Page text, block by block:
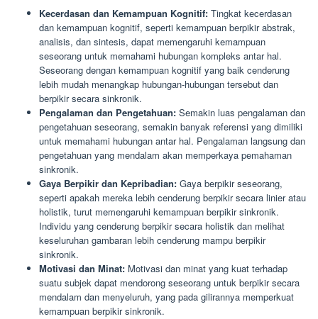
Kecerdasan dan Kemampuan Kognitif: Tingkat kecerdasan
dan kemampuan kognitif, seperti kemampuan berpikir abstrak,
analisis, dan sintesis, dapat memengaruhi kemampuan
seseorang untuk memahami hubungan kompleks antar hal.
Seseorang dengan kemampuan kognitif yang baik cenderung
lebih mudah menangkap hubungan-hubungan tersebut dan
berpikir secara sinkronik.
Pengalaman dan Pengetahuan: Semakin luas pengalaman dan
pengetahuan seseorang, semakin banyak referensi yang dimiliki
untuk memahami hubungan antar hal. Pengalaman langsung dan
pengetahuan yang mendalam akan memperkaya pemahaman
sinkronik.
Gaya Berpikir dan Kepribadian: Gaya berpikir seseorang,
seperti apakah mereka lebih cenderung berpikir secara linier atau
holistik, turut memengaruhi kemampuan berpikir sinkronik.
Individu yang cenderung berpikir secara holistik dan melihat
keseluruhan gambaran lebih cenderung mampu berpikir
sinkronik.
Motivasi dan Minat: Motivasi dan minat yang kuat terhadap
suatu subjek dapat mendorong seseorang untuk berpikir secara
mendalam dan menyeluruh, yang pada gilirannya memperkuat
kemampuan berpikir sinkronik.